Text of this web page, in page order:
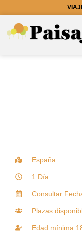
España
1 Día
Consultar
Plazas
Edad mínima